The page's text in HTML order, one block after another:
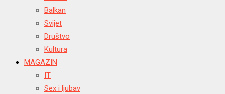
Balkan
Svijet
Društvo
Kultura
MAGAZIN
IT
Sex i ljubav